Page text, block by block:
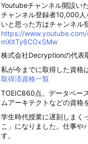
Youtubeチャンネル開設い
チャンネル登録者10,000人
いと思った方はチャンネル
https://www.youtube.com/
mXltTy6COxSMw
株式会社Decryptionの代表
私が今までに取得した資格
取得済資格一覧
TOEIC860点。データベー
ムアーキテクトなどの資格
学生時代授業に遅刻しまく
こ」になりました。仕事や
す。